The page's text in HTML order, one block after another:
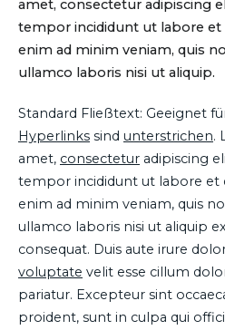
amet, consectetur adipiscing
tempor incididunt ut labore et
enim ad minim veniam, quis
ullamco laboris nisi ut aliquip.
Standard Fließtext: Geeignet
Hyperlinks sind unterstrichen.
amet, consectetur adipiscing
tempor incididunt ut labore et
enim ad minim veniam, quis
ullamco laboris nisi ut aliquip
consequat. Duis aute irure
voluptate velit esse cillum
pariatur. Excepteur sint
proident, sunt in culpa qui